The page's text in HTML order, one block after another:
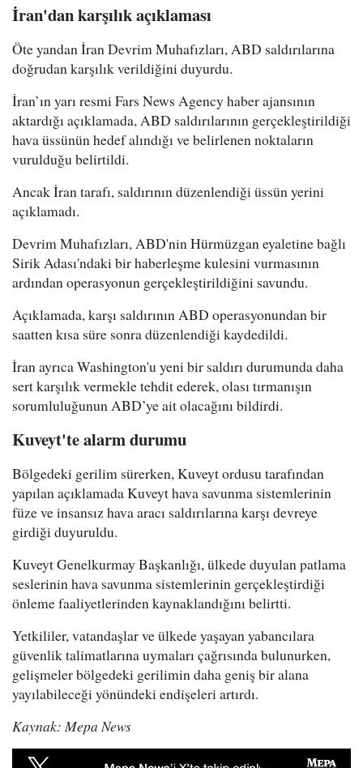
İran'dan karşılık açıklaması
Öte yandan İran Devrim Muhafızları, ABD saldırılarına
doğrudan karşılık verildiğini duyurdu.
İran’ın yarı resmi Fars News Agency haber ajansının
aktardığı açıklamada, ABD saldırılarının gerçekleştirildiği
hava üssünün hedef alındığı ve belirlenen noktaların
vurulduğu belirtildi.
Ancak İran tarafı, saldırının düzenlendiği üssün yerini
açıklamadı.
Devrim Muhafızları, ABD'nin Hürmüzgan eyaletine bağlı
Sirik Adası'ndaki bir haberleşme kulesini vurmasının
ardından operasyonun gerçekleştirildiğini savundu.
Açıklamada, karşı saldırının ABD operasyonundan bir
saatten kısa süre sonra düzenlendiği kaydedildi.
İran ayrıca Washington'u yeni bir saldırı durumunda daha
sert karşılık vermekle tehdit ederek, olası tırmanışın
sorumluluğunun ABD’ye ait olacağını bildirdi.
Kuveyt'te alarm durumu
Bölgedeki gerilim sürerken, Kuveyt ordusu tarafından
yapılan açıklamada Kuveyt hava savunma sistemlerinin
füze ve insansız hava aracı saldırılarına karşı devreye
girdiği duyuruldu.
Kuveyt Genelkurmay Başkanlığı, ülkede duyulan patlama
seslerinin hava savunma sistemlerinin gerçekleştirdiği
önleme faaliyetlerinden kaynaklandığını belirtti.
Yetkililer, vatandaşlar ve ülkede yaşayan yabancılara
güvenlik talimatlarına uymaları çağrısında bulunurken,
gelişmeler bölgedeki gerilimin daha geniş bir alana
yayılabileceği yönündeki endişeleri artırdı.
Kaynak: Mepa News